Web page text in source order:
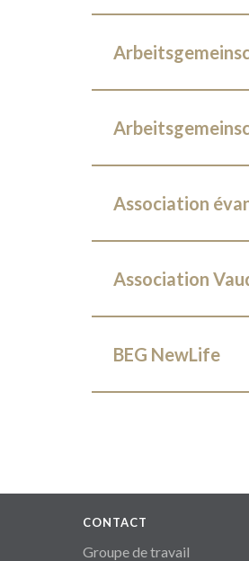
Association
Association
BEG NewLife
CONTACT
Groupe de travail